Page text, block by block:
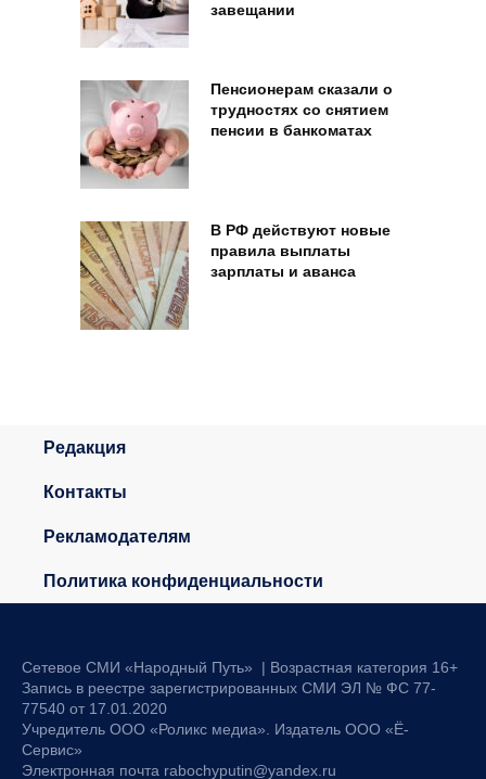
завещании
Пенсионерам сказали о
трудностях со снятием
пенсии в банкоматах
В РФ действуют новые
правила выплаты
зарплаты и аванса
Редакция
Контакты
Рекламодателям
Политика конфиденциальности
Сетевое СМИ «Народный Путь» | Возрастная категория 16+
Запись в реестре зарегистрированных СМИ ЭЛ № ФС 77-
77540 от 17.01.2020
Учредитель ООО «Роликс медиа». Издатель ООО «Ё-
Сервис»
Электронная почта rabochyputin@yandex.ru